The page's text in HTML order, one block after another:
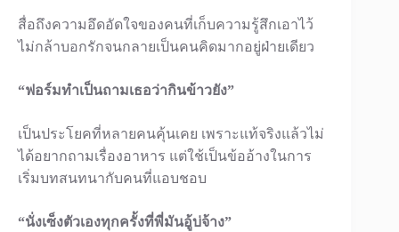
สื่อถึงความอึดอัดใจของคนที่เก็บความรู้สึกเอาไว้
ไม่กล้าบอกรักจนกลายเป็นคนคิดมากอยู่ฝ่ายเดียว
“ฟอร์มทำเป็นถามเธอว่ากินข้าวยัง”
เป็นประโยคที่หลายคนคุ้นเคย เพราะแท้จริงแล้วไม่
ได้อยากถามเรื่องอาหาร แต่ใช้เป็นข้ออ้างในการ
เริ่มบทสนทนากับคนที่แอบชอบ
“นั่งเซ็งตัวเองทุกครั้งที่พี่มันอู้บ่จ้าง”